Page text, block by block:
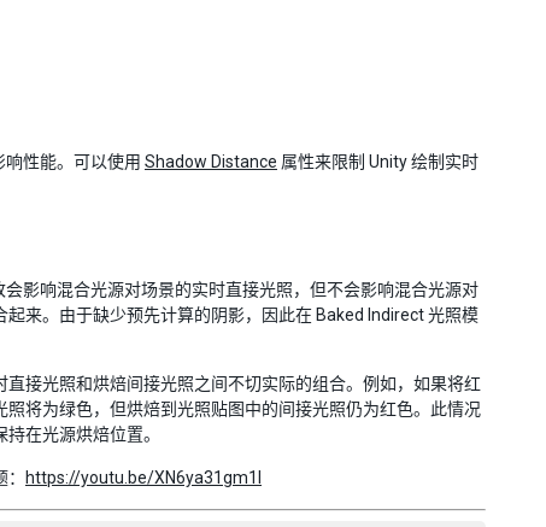
性能。可以使用 Shadow Distance 属性来限制 Unity 绘制实时
影响混合光源对场景的实时直接光照，但不会影响混合光源对
来。由于缺少预先计算的阴影，因此在 Baked Indirect 光照模
接光照和烘焙间接光照之间不切实际的组合。例如，如果将红
将为绿色，但烘焙到光照贴图中的间接光照仍为红色。此情况
在光源烘焙位置。
https://youtu.be/XN6ya31gm1I